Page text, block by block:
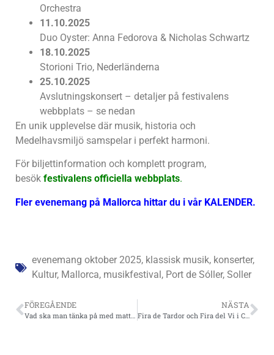
Orchestra
11.10.2025
Duo Oyster: Anna Fedorova & Nicholas Schwartz
18.10.2025
Storioni Trio, Nederländerna
25.10.2025
Avslutningskonsert – detaljer på festivalens
webbplats – se nedan
En unik upplevelse där musik, historia och
Medelhavsmiljö samspelar i perfekt harmoni.
För biljettinformation och komplett program,
besök festivalens officiella webbplats.
Fler evenemang på Mallorca hittar du i vår KALENDER.
evenemang oktober 2025, klassisk musik, konserter,
Kultur, Mallorca, musikfestival, Port de Sóller, Soller
FÖREGÅENDE
Vad ska man tänka på med matta under matbordet?
NÄSTA
Fira de Tardor och Fira del Vi i Consell – höst- och vinmässa